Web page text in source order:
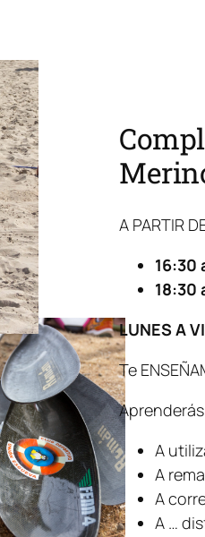
A PARTIR
16:30
18:30
LUNES A
Te
A
A
A
A …